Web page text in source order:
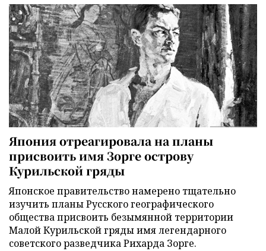
Япония отреагировала на планы
присвоить имя Зорге острову
Курильской гряды
Японское правительство намерено тщательно
изучить планы Русского географического
общества присвоить безымянной территории
Малой Курильской гряды имя легендарного
советского разведчика Рихарда Зорге.